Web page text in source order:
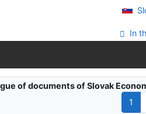
In
of documents of Slovak
1